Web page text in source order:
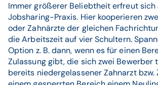
Immer größerer Beliebtheit erfreut sich
Jobsharing-Praxis. Hier kooperieren
oder Zahnärzte der gleichen
die Arbeitszeit auf vier Schultern.
Option z. B. dann, wenn es für einen
Zulassung gibt, die sich zwei Bewerber
bereits niedergelassener Zahnarzt bzw.